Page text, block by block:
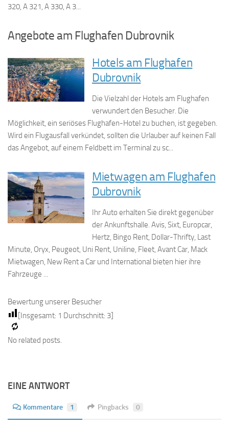
320, A 321, A 330, A 3...
Angebote am Flughafen Dubrovnik
Hotels am Flughafen
Dubrovnik
Die Vielzahl der Hotels am Flughafen
verwundert den Besucher. Die
Möglichkeit, ein seriöses Flughafen-Hotel zu buchen, ist gegeben.
Wird ein Flugausfall verkündet, sollten die Urlauber auf keinen Fall
das Angebot, auf einem Feldbett im Terminal zu sc...
Mietwagen am Flughafen
Dubrovnik
Ihr Auto erhalten Sie direkt gegenüber
der Ankunftshalle. Avis, Sixt, Europcar,
Hertz, Bingo Rent, Dollar-Thrifty, Last
Minute, Oryx, Peugeot, Uni Rent, Uniline, Fleet, Avant Car, Mack
Mietwagen, New Rent a Car und International bieten hier ihre
Fahrzeuge ...
Bewertung unserer Besucher
[Insgesamt: 1 Durchschnitt: 3]
No related posts.
EINE ANTWORT
Kommentare 1 Pingbacks 0